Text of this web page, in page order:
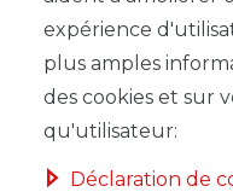
DANS LE
expérience
plus amples
des cookies et sur
qu'utilisateur:
Déclaration de